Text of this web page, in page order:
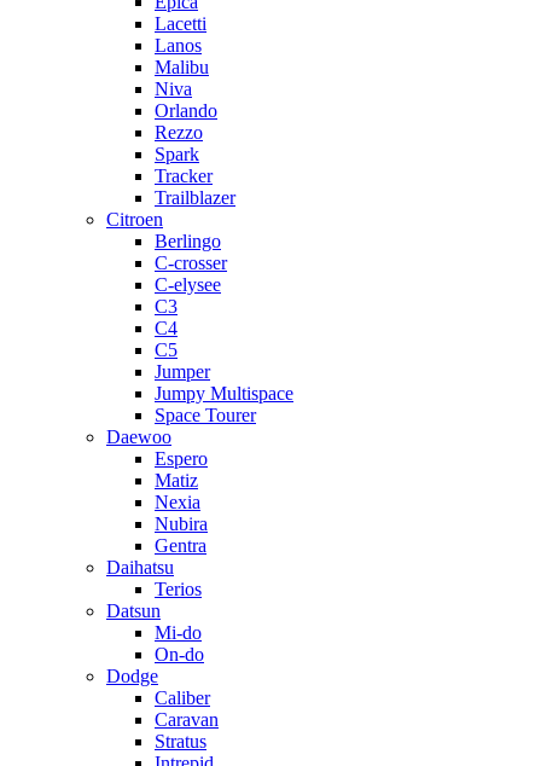
Lacetti
Lanos
Malibu
Niva
Orlando
Rezzo
Spark
Tracker
Trailblazer
Citroen
Berlingo
C-crosser
C-elysee
C3
C4
C5
Jumper
Jumpy Multispace
Space Tourer
Daewoo
Espero
Matiz
Nexia
Nubira
Gentra
Daihatsu
Terios
Datsun
Mi-do
On-do
Dodge
Caliber
Caravan
Stratus